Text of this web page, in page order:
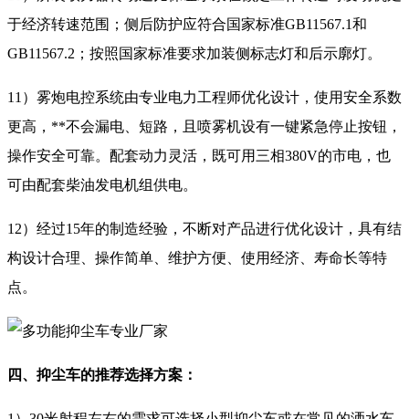
于经济转速范围；侧后防护应符合国家标准GB11567.1和
GB11567.2；按照国家标准要求加装侧标志灯和后示廓灯。
11）雾炮电控系统由专业电力工程师优化设计，使用安全系数
更高，**不会漏电、短路，且喷雾机设有一键紧急停止按钮，
操作安全可靠。配套动力灵活，既可用三相380V的市电，也
可由配套柴油发电机组供电。
12）经过15年的制造经验，不断对产品进行优化设计，具有结
构设计合理、操作简单、维护方便、使用经济、寿命长等特
点。
四、抑尘车的推荐选择方案：